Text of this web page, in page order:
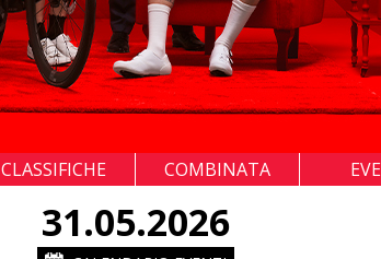
CLASSIFICHE COMBINATA
31.05.2026